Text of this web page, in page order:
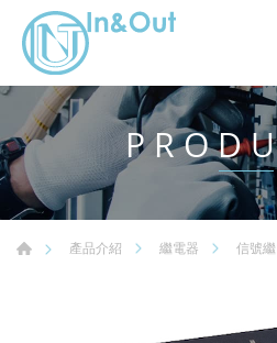
產品介紹 繼電器 信號